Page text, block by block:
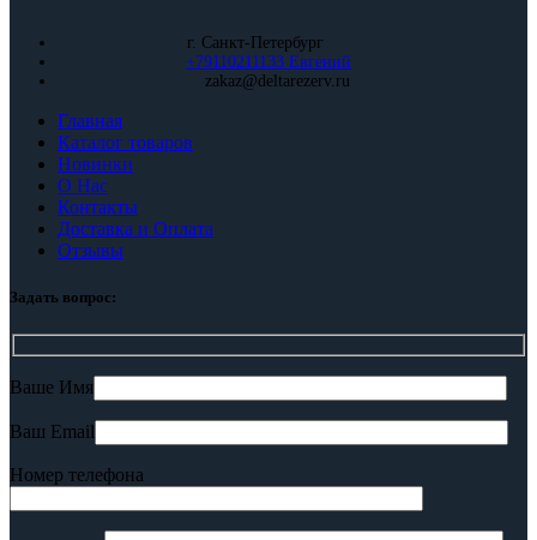
г. Санкт-Петербург
+79110211133 Евгений
zakaz@deltarezerv.ru
Главная
Каталог товаров
Новинки
О Нас
Контакты
Доставка и Оплата
Отзывы
Задать вопрос:
Ваше Имя
Ваш Email
Номер телефона